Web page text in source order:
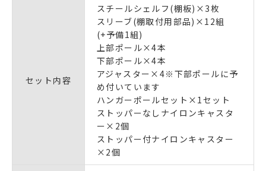
セット内容
スチールシェルフ(棚板)×3枚
スリーブ(棚取付用部品)×12組
(+予備1組)
上部ポール×4本
下部ポール×4本
アジャスター×4※下部ポールに予
め付いています
ハンガーポールセット×1セット
ストッパーなしナイロンキャスタ
ー×2個
ストッパー付ナイロンキャスター
×2個